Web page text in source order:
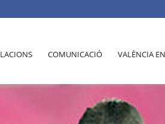
COMUNICACIÓ VALÈNCIA